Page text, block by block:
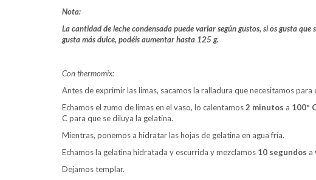
Nota:
La cantidad de leche condensada puede variar según gustos, si os gusta
gusta más dulce, podéis aumentar hasta 125 g.
Con thermomix:
Antes de exprimir las limas, sacamos la ralladura que necesitamos para
Echamos el zumo de limas en el vaso, lo calentamos2 minutos a 100º
C para que se diluya la gelatina.
Mientras, ponemos a hidratar las hojas de gelatina en agua fría.
Echamos la gelatina hidratada y escurrida y mezclamos 10 segundos a
Dejamos templar.